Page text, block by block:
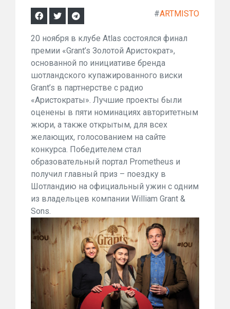
#ARTMISTO
20 ноября в клубе Atlas состоялся финал
премии «Grant’s Золотой Аристократ»,
основанной по инициативе бренда
шотландского купажированного виски
Grant’s в партнерстве с радио
«Аристократы». Лучшие проекты были
оценены в пяти номинациях авторитетным
жюри, а также открытым, для всех
желающих, голосованием на сайте
конкурса. Победителем стал
образовательный портал Prometheus и
получил главный приз – поездку в
Шотландию на официальный ужин с одним
из владельцев компании William Grant &
Sons.